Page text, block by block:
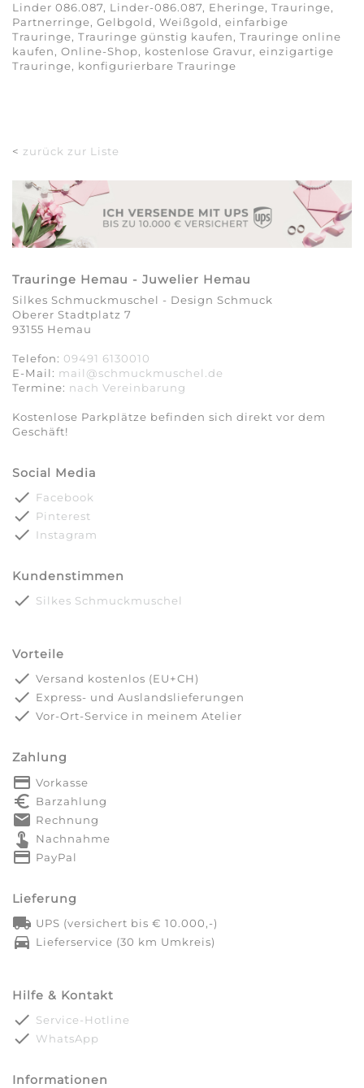
Linder 086.087, Linder-086.087, Eheringe, Trauringe,
Partnerringe, Gelbgold, Weißgold, einfarbige
Trauringe, Trauringe günstig kaufen, Trauringe online
kaufen, Online-Shop, kostenlose Gravur, einzigartige
Trauringe, konfigurierbare Trauringe
< zurück zur Liste
Trauringe Hemau - Juwelier Hemau
Silkes Schmuckmuschel - Design Schmuck
Oberer Stadtplatz 7
93155 Hemau
Telefon: 09491 6130010
E-Mail: mail@schmuckmuschel.de
Termine: nach Vereinbarung​​​​​​​
Kostenlose Parkplätze befinden sich direkt vor dem
Geschäft!
Social Media
done Facebook
done Pinterest
done Instagram
Kundenstimmen
done Silkes Schmuckmuschel
Vorteile
done Versand kostenlos (EU+CH)
done Express- und Auslandslieferungen
done Vor-Ort-Service in meinem Atelier
Zahlung
payment Vorkasse
euro_symbol Barzahlung
markunread Rechnung
touch_app Nachnahme
credit_card PayPal
Lieferung
local_shipping UPS (versichert bis € 10.000,-)
directions_car Lieferservice (30 km Umkreis)
Hilfe & Kontakt
done Service-Hotline
done WhatsApp
Informationen